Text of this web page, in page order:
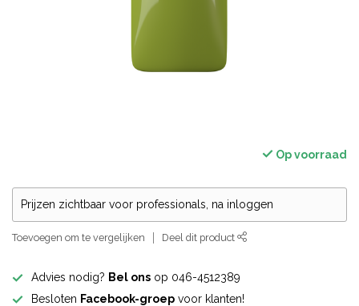
Op voorraad
Prijzen zichtbaar voor professionals, na inloggen
Toevoegen om te vergelijken Deel dit product
Advies nodig? Bel ons op 046-4512389
Besloten Facebook-groep voor klanten!